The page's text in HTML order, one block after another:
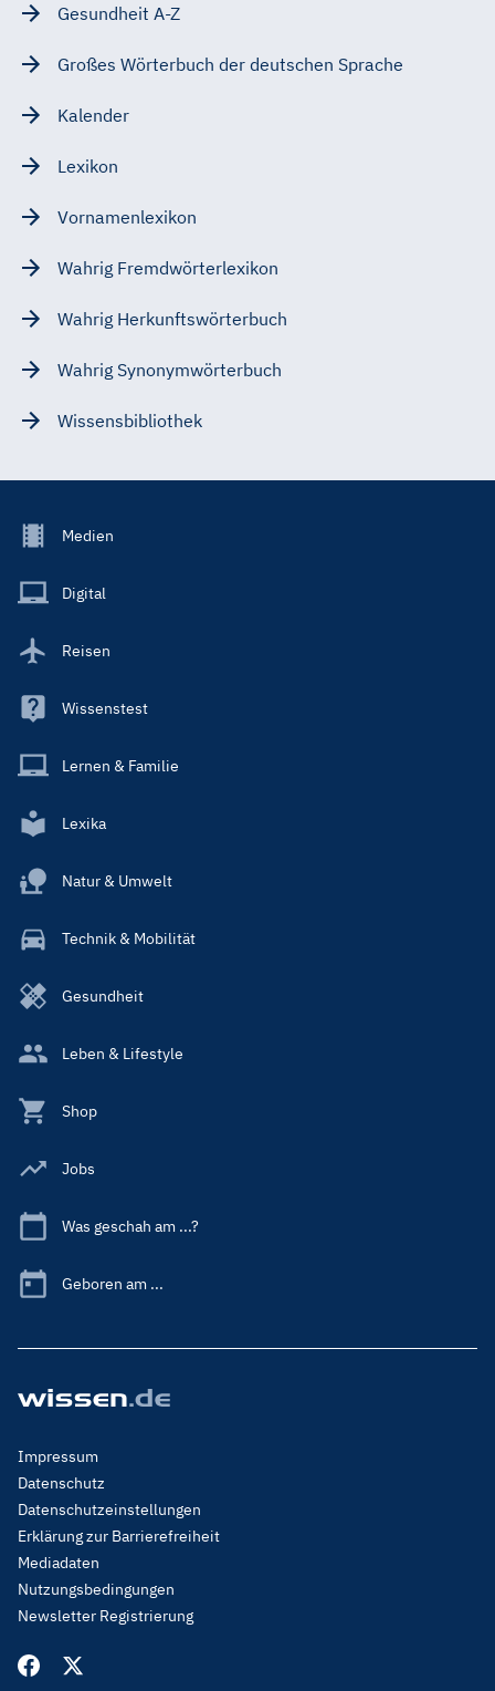
Gesundheit A-Z
Großes Wörterbuch der deutschen Sprache
Kalender
Lexikon
Vornamenlexikon
Wahrig Fremdwörterlexikon
Wahrig Herkunftswörterbuch
Wahrig Synonymwörterbuch
Wissensbibliothek
Footer
Main
Medien
Digital
Reisen
Wissenstest
Lernen & Familie
Lexika
Natur & Umwelt
Technik & Mobilität
Gesundheit
Leben & Lifestyle
Shop
Jobs
Was geschah am ...?
Geboren am ...
Footer
Menu
Legal
Impressum
Datenschutz
Datenschutzeinstellungen
Erklärung zur Barrierefreiheit
Mediadaten
Nutzungsbedingungen
Newsletter Registrierung